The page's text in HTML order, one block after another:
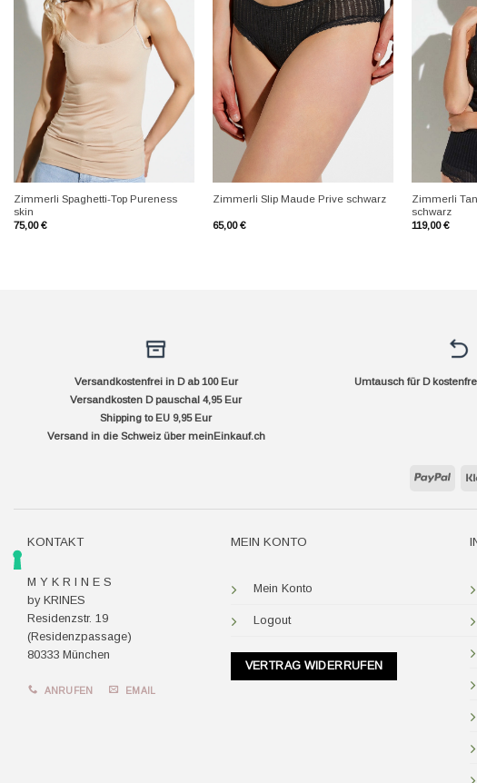
+
Zimmerli Spaghetti-Top Pureness
skin
75,00€
+
Zimmerli Slip Maude Prive schwarz
65,00€
Zimmerli
schwarz
119,00€
Versandkostenfrei in D ab 100 Eur
Versandkosten D pauschal 4,95 Eur
Shipping to EU 9,95 Eur
Versand in die Schweiz über meinEinkauf.ch
Umtausch für D
KONTAKT
M Y K R I N E S
by KRINES
Residenzstr. 19
(Residenzpassage)
80333 München
ANRUFEN EMAIL
MEIN KONTO
Mein Konto
Logout
VERTRAG WIDERRUFEN